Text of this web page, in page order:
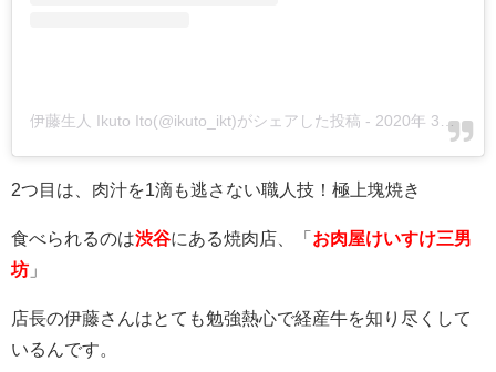
伊藤生人 Ikuto Ito(@ikuto_ikt)がシェアした投稿 - 2020年 3月月9日午前12時16分PDT
2つ目は、肉汁を1滴も逃さない職人技！極上塊焼き
食べられるのは渋谷にある焼肉店、「 お肉屋けいすけ三男
坊 」
店長の伊藤さんはとても勉強熱心で経産牛を知り尽くして
いるんです。